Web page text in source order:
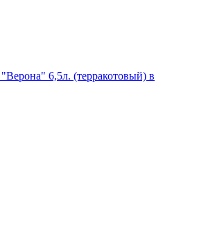
6,5л. (терракотовый) в